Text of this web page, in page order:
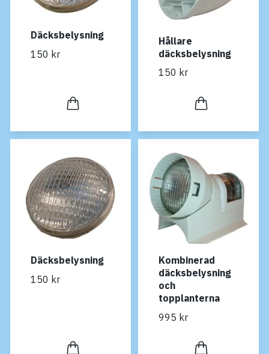
Däcksbelysning
150 kr
Hållare
däcksbelysning
150 kr
Däcksbelysning
150 kr
Kombinerad
däcksbelysning
och
topplanterna
995 kr